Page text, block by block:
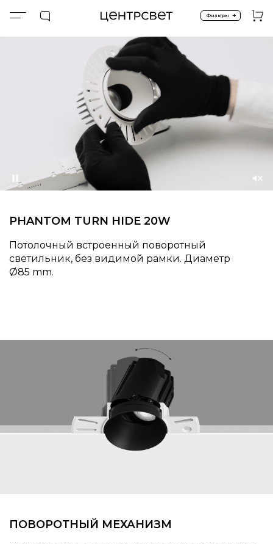
Фильтры +
Приостановить Со
PHANTOM TURN HIDE 20W
Потолочный встроенный поворотный
светильник, без видимой рамки. Диаметр
85 mm.
ПОВОРОТНЫЙ МЕХАНИЗМ